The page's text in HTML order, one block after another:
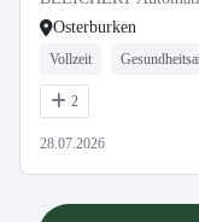
Osterburken
Vollzeit
2
28.07.2026